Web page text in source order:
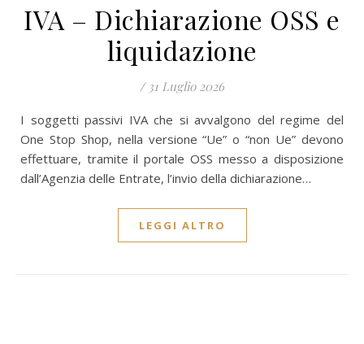
IVA – Dichiarazione OSS e
liquidazione
/ 31 Luglio 2026
I soggetti passivi IVA che si avvalgono del regime del
One Stop Shop, nella versione “Ue” o “non Ue” devono
effettuare, tramite il portale OSS messo a disposizione
dall’Agenzia delle Entrate, l’invio della dichiarazione…
LEGGI ALTRO